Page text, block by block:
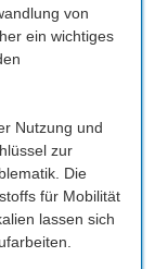
von
ein wichtiges
Nutzung und
zur
Die
für Mobilität
lassen sich